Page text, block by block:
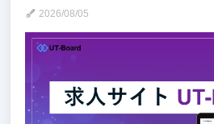
2026/08/05